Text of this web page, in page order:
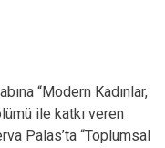
“Modern Kadınlar,
ile katkı veren
Palas’ta “Toplumsal